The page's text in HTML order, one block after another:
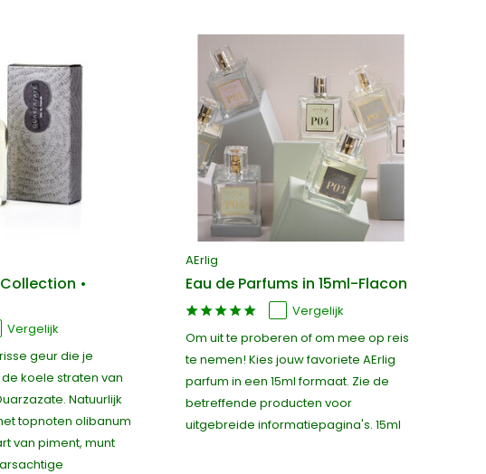
•
Vergelijk
geur die je
koele straten van
Natuurlijk
topnoten olibanum
van piment, munt
AErlig
Eau de Parfums in 15ml-Flacon
Vergelijk
Om uit te proberen of om mee op reis
te nemen! Kies jouw favoriete AErlig
parfum in een 15ml formaat. Zie de
betreffende producten voor
uitgebreide informatiepagina's. 15ml